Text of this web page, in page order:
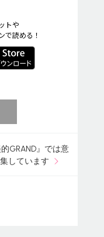
トや
で読める！
GRAND』では意
しています